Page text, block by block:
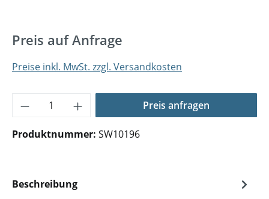
Preis auf Anfrage
Preise inkl. MwSt. zzgl. Versandkosten
Produkt Anzahl: Gib den gewünschten
Preis anfragen
Produktnummer: SW10196
Beschreibung